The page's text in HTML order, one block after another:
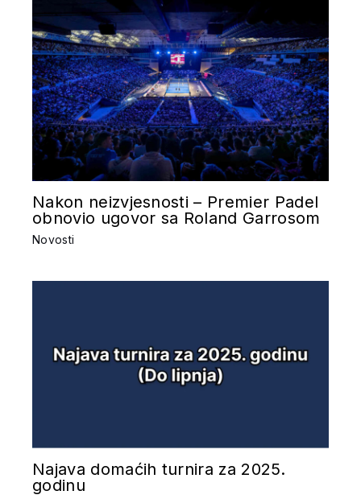
Nakon neizvjesnosti – Premier Padel
obnovio ugovor sa Roland Garrosom
Novosti
Najava domaćih turnira za 2025.
godinu